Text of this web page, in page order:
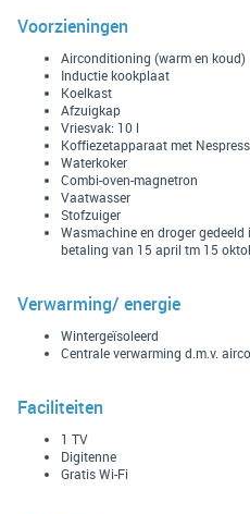
Voorzieningen
Airconditioning (warm en koud)
Inductie kookplaat
Koelkast
Afzuigkap
Vriesvak: 10 l
Koffiezetapparaat met
Waterkoker
Combi-oven-magnetron
Vaatwasser
Stofzuiger
Wasmachine en droger
betaling van 15 april tm 15
Verwarming/ energie
Wintergeïsoleerd
Centrale verwarming d.m.v.
Faciliteiten
1 TV
Digitenne
Gratis Wi-Fi